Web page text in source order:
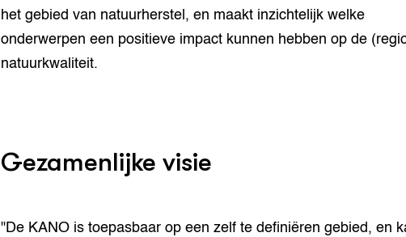
het gebied van natuurherstel, en maakt inzichtelijk welke
onderwerpen een positieve impact kunnen hebben op de
natuurkwaliteit.
Gezamenlijke visie
"De KANO is toepasbaar op een zelf te definiëren gebied, en